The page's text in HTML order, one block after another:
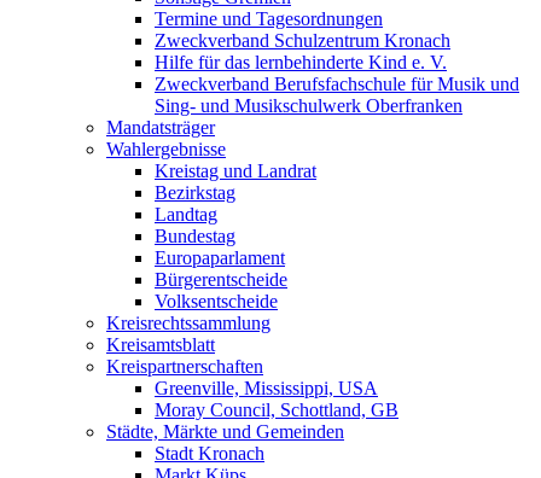
Termine und Tagesordnungen
Zweckverband Schulzentrum Kronach
Hilfe für das lernbehinderte Kind e. V.
Zweckverband Berufsfachschule für Musik und
Sing- und Musikschulwerk Oberfranken
Mandatsträger
Wahlergebnisse
Kreistag und Landrat
Bezirkstag
Landtag
Bundestag
Europaparlament
Bürgerentscheide
Volksentscheide
Kreisrechtssammlung
Kreisamtsblatt
Kreispartnerschaften
Greenville, Mississippi, USA
Moray Council, Schottland, GB
Städte, Märkte und Gemeinden
Stadt Kronach